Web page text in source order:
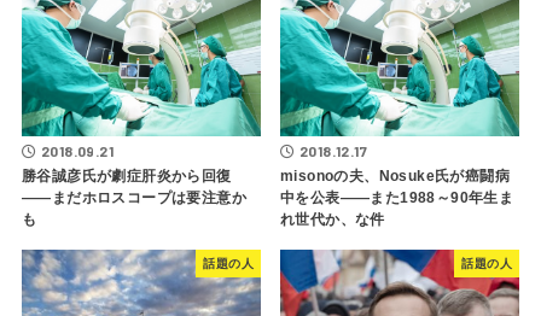
2018.09.21
勝谷誠彦氏が劇症肝炎から回復
――まだホロスコープは要注意か
も
2018.12.17
misonoの夫、Nosuke氏が癌闘病
中を公表――また1988～90年生ま
れ世代か、な件
話題の人 話題の人